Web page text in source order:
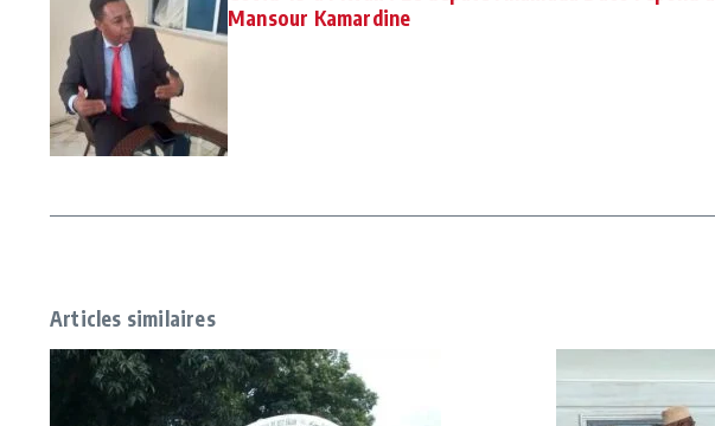
Mansour Kamardine
Articles similaires